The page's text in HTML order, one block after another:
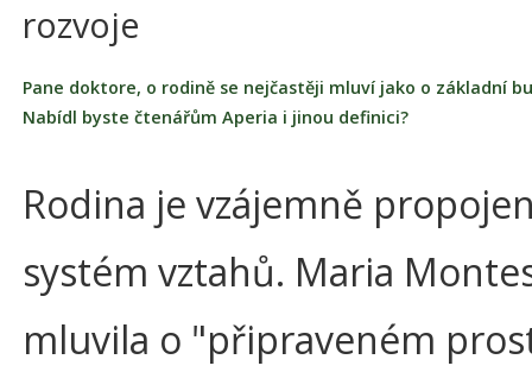
rozvoje
Pane doktore, o rodině se nejčastěji mluví jako o základní
Nabídl byste čtenářům Aperia i jinou definici?
Rodina je vzájemně
systém vztahů. Maria
mluvila o "připraveném